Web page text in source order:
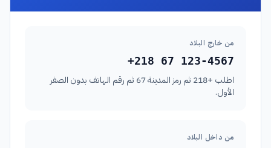
من خارج البلاد
+218 67 123-4567
اطلب +218 ثم رمز المدينة 67 ثم رقم الهاتف بدون الصفر
الأول.
من داخل البلاد